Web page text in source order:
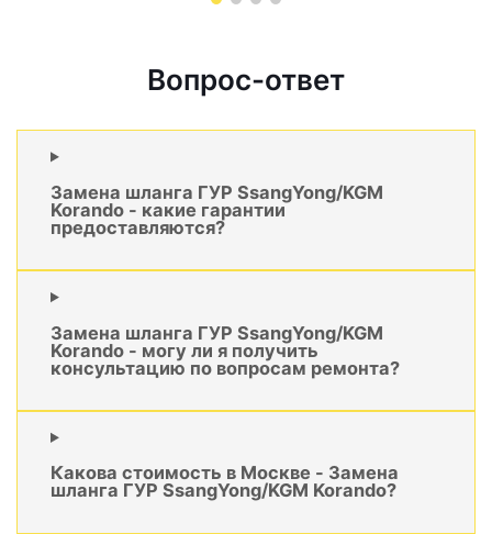
Вопрос-ответ
Замена шланга ГУР SsangYong/KGM
Korando - какие гарантии
предоставляются?
Замена шланга ГУР SsangYong/KGM
Korando - могу ли я получить
консультацию по вопросам ремонта?
Какова стоимость в Москве - Замена
шланга ГУР SsangYong/KGM Korando?